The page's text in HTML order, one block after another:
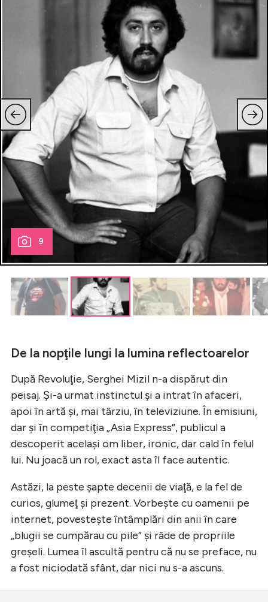
9
De la nopţile lungi la lumina reflectoarelor
După Revoluţie, Serghei Mizil n-a dispărut din
peisaj. Şi-a urmat instinctul şi a intrat în afaceri,
apoi în artă şi, mai târziu, în televiziune. În emisiuni,
dar şi în competiţia „Asia Express”, publicul a
descoperit acelaşi om liber, ironic, dar cald în felul
lui. Nu joacă un rol, exact asta îl face autentic.
Astăzi, la peste şapte decenii de viaţă, e la fel de
curios, glumeţ şi prezent. Vorbeşte cu oamenii pe
internet, povesteşte întâmplări din anii în care
„blugii se cumpărau cu pile” şi râde de propriile
greşeli. Lumea îl ascultă pentru că nu se preface, nu
a fost niciodată sfânt, dar nici nu s-a ascuns.